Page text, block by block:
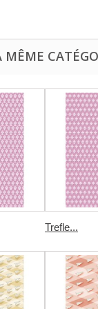
MÊME
Trefle...